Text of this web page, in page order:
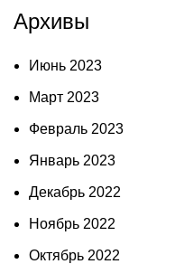
Архивы
Июнь 2023
Март 2023
Февраль 2023
Январь 2023
Декабрь 2022
Ноябрь 2022
Октябрь 2022